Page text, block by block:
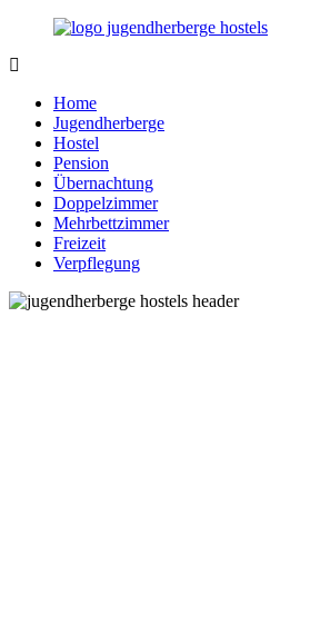
Zurück
Inhalt
Hostels.de
junge
jung
gebliebene
Menschen
Home
Jugendherberge
Hostel
Pension
Übernachtung
Doppelzimmer
Mehrbettzimmer
Freizeit
Verpflegung